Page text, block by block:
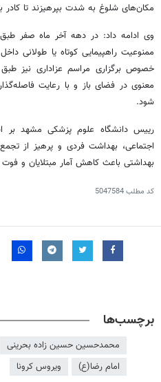
مکان‌های شلوغ به شدت بپرهیزند تا کادر
وی ادامه داد: در دهه آخر ماه صفر طبق
ممنوعیت راهپیمایی کوتاه یا طولانی
خصوص برگزاری مراسم عزاداری نیز
معنوی در فضای باز و با رعایت
شود.
رییس دانشگاه علوم پزشکی مشهد بر
اجتماعی، بهداشت فردی و پرهیز از
بهداشتی باعث کاهش آمار مبتلایان و
کد مطلب5047584
برچسب‌ها
محمدحسین حسین زاده بحرینی
امام رضا(ع)
ویروس کرونا